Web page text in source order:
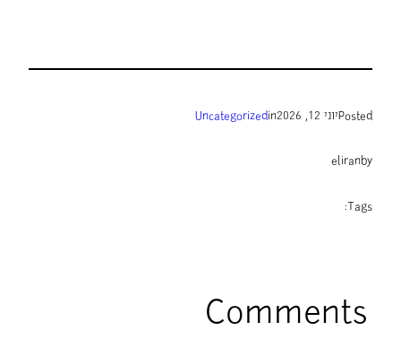
Postedיוני 12, 2026 in
Uncategorized
by
eliran
Tags:
Comments